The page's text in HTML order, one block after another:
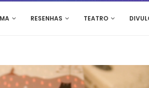
RESENHAS TEATRO